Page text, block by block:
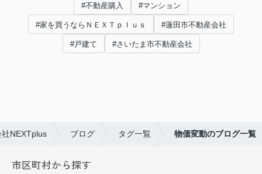
#不動産購入 #マンション
#家を買うならＮＥＸＴｐｌｕｓ #蓮田市不動産会社
#戸建て #さいたま市不動産会社
NEXTplus ブログ タグ一覧 物価変動のブログ一覧
市区町村から探す